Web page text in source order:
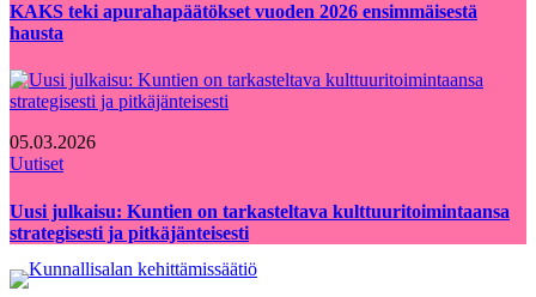
KAKS teki apurahapäätökset vuoden 2026 ensimmäisestä
hausta
05.03.2026
Uutiset
Uusi julkaisu: Kuntien on tarkasteltava kulttuuritoimintaansa
strategisesti ja pitkäjänteisesti